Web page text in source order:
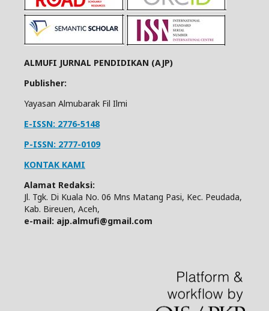
ALMUFI JURNAL PENDIDIKAN (AJP)
Publisher:
Yayasan Almubarak Fil Ilmi
E-ISSN: 2776-5148
P-ISSN: 2777-0109
KONTAK KAMI
Alamat Redaksi:
Jl. Tgk. Di Kuala No. 06 Mns Matang Pasi, Kec. Peudada,
Kab. Bireuen, Aceh,
e-mail: ajp.almufi@gmail.com